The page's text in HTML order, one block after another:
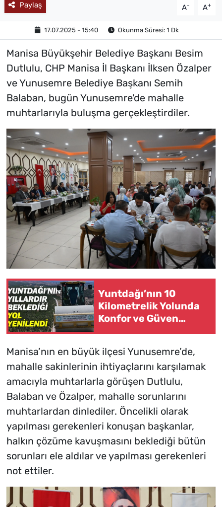
Paylaş A- A+
17.07.2025 - 15:40 Okunma Süresi: 1 Dk
Manisa Büyükşehir Belediye Başkanı Besim
Dutlulu, CHP Manisa İl Başkanı İlksen Özalper
ve Yunusemre Belediye Başkanı Semih
Balaban, bugün Yunusemre'de mahalle
muhtarlarıyla buluşma gerçekleştirdiler.
Yuntdağı’nın 10
Kilometrelik Yolunda
Konfor ve Güven
Manisa’nın en büyük ilçesi Yunusemre’de,
mahalle sakinlerinin ihtiyaçlarını karşılamak
amacıyla muhtarlarla görüşen Dutlulu,
Balaban ve Özalper, mahalle sorunlarını
muhtarlardan dinlediler. Öncelikli olarak
yapılması gerekenleri konuşan başkanlar,
halkın çözüme kavuşmasını beklediği bütün
sorunları ele aldılar ve yapılması gerekenleri
not ettiler.